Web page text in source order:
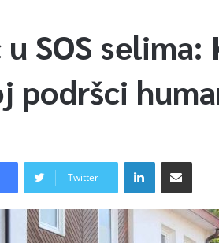
SOS selima:
podršci
Twitter